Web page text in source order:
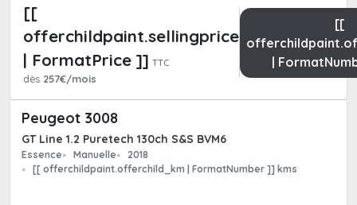
[[
offerchildpaint.sellingpricepart_ttc
| FormatPrice ]] TTC
dès 257€/mois
[[
|
Peugeot 3008
GT Line 1.2 Puretech 130ch S&S BVM6
Essence Manuelle
2018
[[ offerchildpaint.offerchild_km | FormatNumber ]] kms